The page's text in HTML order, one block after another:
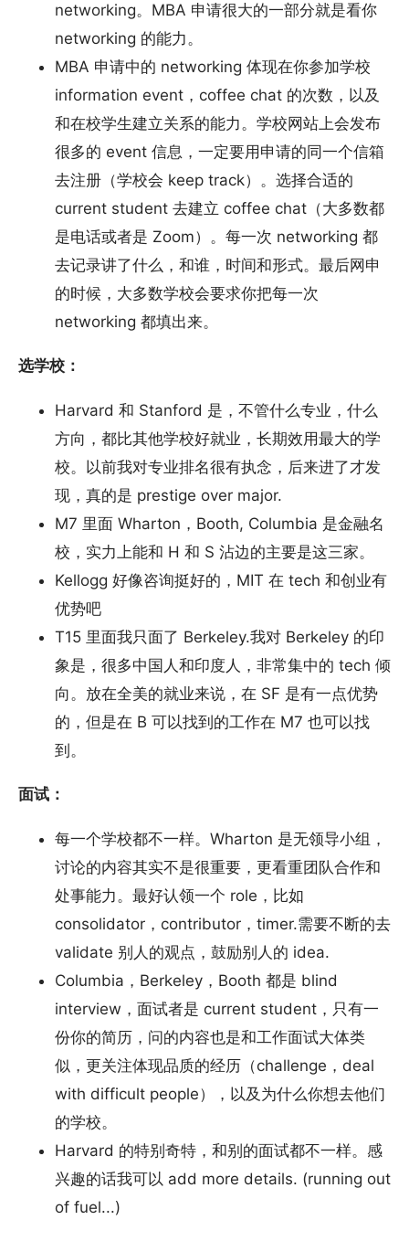
networking。MBA 申请很大的一部分就是看你
networking 的能力。
MBA 申请中的 networking 体现在你参加学校
information event，coffee chat 的次数，以及
和在校学生建立关系的能力。学校网站上会发布
很多的 event 信息，一定要用申请的同一个信箱
去注册（学校会 keep track）。选择合适的
current student 去建立 coffee chat（大多数都
是电话或者是 Zoom）。每一次 networking 都
去记录讲了什么，和谁，时间和形式。最后网申
的时候，大多数学校会要求你把每一次
networking 都填出来。
选学校：
Harvard 和 Stanford 是，不管什么专业，什么
方向，都比其他学校好就业，长期效用最大的学
校。以前我对专业排名很有执念，后来进了才发
现，真的是 prestige over major.
M7 里面 Wharton，Booth, Columbia 是金融名
校，实力上能和 H 和 S 沾边的主要是这三家。
Kellogg 好像咨询挺好的，MIT 在 tech 和创业有
优势吧
T15 里面我只面了 Berkeley.我对 Berkeley 的印
象是，很多中国人和印度人，非常集中的 tech 倾
向。放在全美的就业来说，在 SF 是有一点优势
的，但是在 B 可以找到的工作在 M7 也可以找
到。
面试：
每一个学校都不一样。Wharton 是无领导小组，
讨论的内容其实不是很重要，更看重团队合作和
处事能力。最好认领一个 role，比如
consolidator，contributor，timer.需要不断的去
validate 别人的观点，鼓励别人的 idea.
Columbia，Berkeley，Booth 都是 blind
interview，面试者是 current student，只有一
份你的简历，问的内容也是和工作面试大体类
似，更关注体现品质的经历（challenge，deal
with difficult people），以及为什么你想去他们
的学校。
Harvard 的特别奇特，和别的面试都不一样。感
兴趣的话我可以 add more details. (running out
of fuel...)